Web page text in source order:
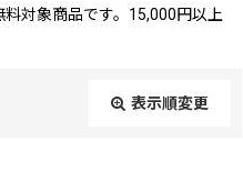
料対象商品です。15,000円以上
表示順変更